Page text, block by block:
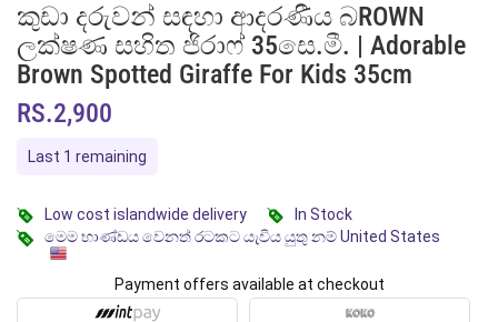
කුඩා දරුවන් සඳහා ආදරණීය බROWN
ලක්ෂණ සහිත ජිරාෆ් 35සෙ.මී. | Adorable
Brown Spotted Giraffe For Kids 35cm
RS.2,900
Last 1 remaining
Low cost islandwide delivery
In Stock
මෙම භාණ්ඩය වෙනත් රටකට යැවිය යුතු නම් United States
Payment offers available at checkout